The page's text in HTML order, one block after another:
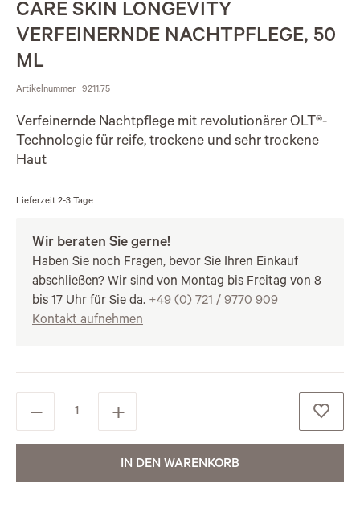
CARE SKIN LONGEVITY
VERFEINERNDE NACHTPFLEGE, 50
ML
Artikelnummer 9211.75
Verfeinernde Nachtpflege mit revolutionärer OLT®-
Technologie für reife, trockene und sehr trockene
Haut
Lieferzeit 2-3 Tage
Wir beraten Sie gerne!
Haben Sie noch Fragen, bevor Sie Ihren Einkauf
abschließen? Wir sind von Montag bis Freitag von 8
bis 17 Uhr für Sie da. +49 (0) 721 / 9770 909
Kontakt aufnehmen
IN DEN WARENKORB